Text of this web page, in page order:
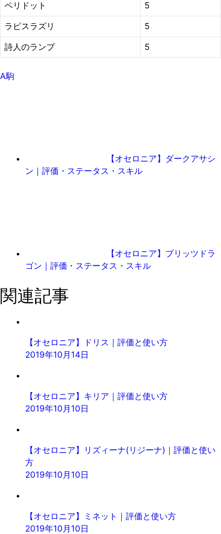
ペリドット 5
ラピスラズリ 5
詩人のランプ 5
A駒
【オセロニア】ダークアサシ
ン｜評価・ステータス・スキル
【オセロニア】ブリッツドラ
ゴン｜評価・ステータス・スキル
関連記事
【オセロニア】ドリス｜評価と使い方
2019年10月14日
【オセロニア】キリア｜評価と使い方
2019年10月10日
【オセロニア】リズィーナ(リジーナ)｜評価と使い
方
2019年10月10日
【オセロニア】ミネット｜評価と使い方
2019年10月10日